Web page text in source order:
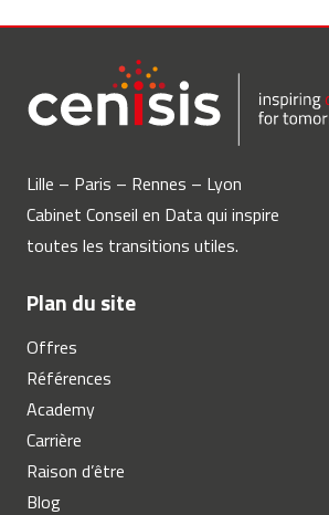
Lille – Paris – Rennes – Lyon
Cabinet Conseil en Data qui inspire
toutes les transitions utiles.
Plan du site
Offres
Références
Academy
Carrière
Raison d’être
Blog